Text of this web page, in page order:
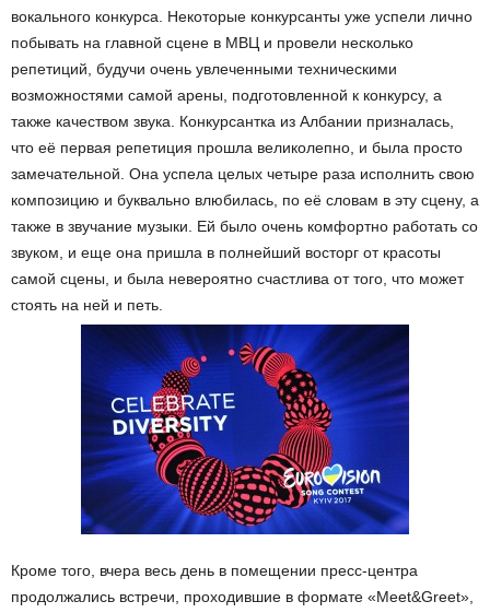
вокального конкурса. Некоторые конкурсанты уже успели лично
побывать на главной сцене в МВЦ и провели несколько
репетиций, будучи очень увлеченными техническими
возможностями самой арены, подготовленной к конкурсу, а
также качеством звука. Конкурсантка из Албании призналась,
что её первая репетиция прошла великолепно, и была просто
замечательной. Она успела целых четыре раза исполнить свою
композицию и буквально влюбилась, по её словам в эту сцену, а
также в звучание музыки. Ей было очень комфортно работать со
звуком, и еще она пришла в полнейший восторг от красоты
самой сцены, и была невероятно счастлива от того, что может
стоять на ней и петь.
Кроме того, вчера весь день в помещении пресс-центра
продолжались встречи, проходившие в формате «Meet&Greet»,